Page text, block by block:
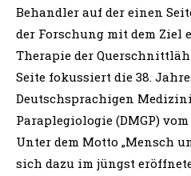
Behandler auf der einen
der Forschung mit dem Ziel
Therapie der
Seite fokussiert die 38.
Deutschsprachigen
Paraplegiologie (DMGP) vom
Unter dem Motto „Mensch
sich dazu im jüngst